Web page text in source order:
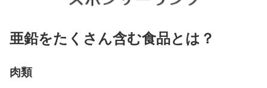
亜鉛をたくさん含む食品とは？
肉類